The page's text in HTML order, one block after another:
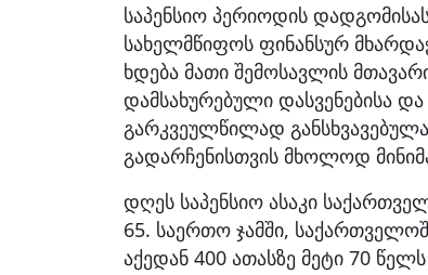
საპენსიო პერიოდის
სახელმწიფოს ფინანსურ
ხდება მათი შემოსავლის
დამსახურებული დასვენებისა
გარკვეულწილად
გადარჩენისთვის მხოლოდ
დღეს საპენსიო ასაკი
65. საერთო ჯამში,
აქედან 400 ათასზე მეტი 70